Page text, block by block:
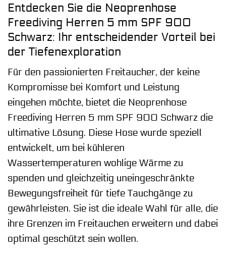
Entdecken Sie die Neoprenhose
Freediving Herren 5 mm SPF 900
Schwarz: Ihr entscheidender Vorteil bei
der Tiefenexploration
Für den passionierten Freitaucher, der keine
Kompromisse bei Komfort und Leistung
eingehen möchte, bietet die Neoprenhose
Freediving Herren 5 mm SPF 900 Schwarz die
ultimative Lösung. Diese Hose wurde speziell
entwickelt, um bei kühleren
Wassertemperaturen wohlige Wärme zu
spenden und gleichzeitig uneingeschränkte
Bewegungsfreiheit für tiefe Tauchgänge zu
gewährleisten. Sie ist die ideale Wahl für alle, die
ihre Grenzen im Freitauchen erweitern und dabei
optimal geschützt sein wollen.